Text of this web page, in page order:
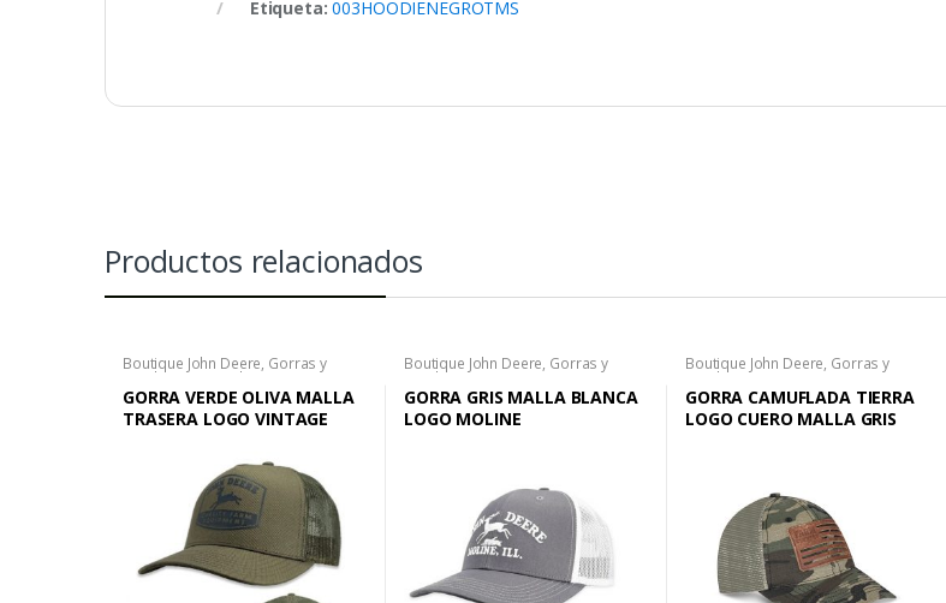
Etiqueta:003HOODIENEGROTMS
Productos relacionados
Boutique John Deere, Gorras y
Sombreros Hombre
GORRA VERDE OLIVA MALLA
TRASERA LOGO VINTAGE
Boutique John Deere, Gorras y
Sombreros
GORRA GRIS MALLA BLANCA
LOGO MOLINE
Boutique John Deere, Gorras y
Sombreros
GORRA CAMUFLADA TIERRA
LOGO CUERO MALLA GRIS